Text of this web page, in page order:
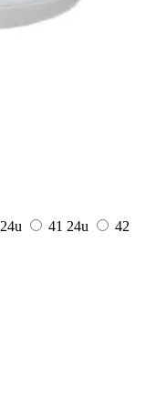
24u 41 24u
42